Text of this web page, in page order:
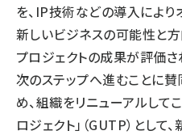
を、IP技術などの導入により
新しいビジネスの可能性と方
プロジェクトの成果が評価
次のステップへ進むことに賛
め、組織をリニューアルして
ロジェクト」（GUTP）として